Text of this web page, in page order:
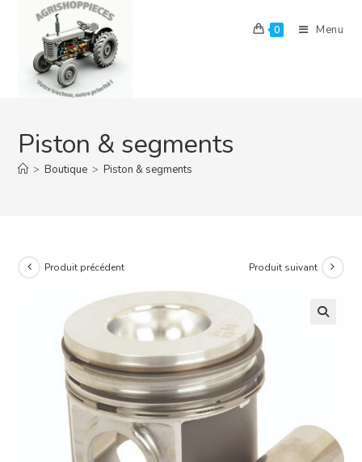
content
0 Menu
Piston & segments
> Boutique > Piston & segments
Produit précédent Produit suivant